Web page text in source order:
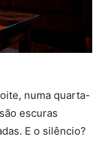
numa quarta-
escuras
E o silêncio?